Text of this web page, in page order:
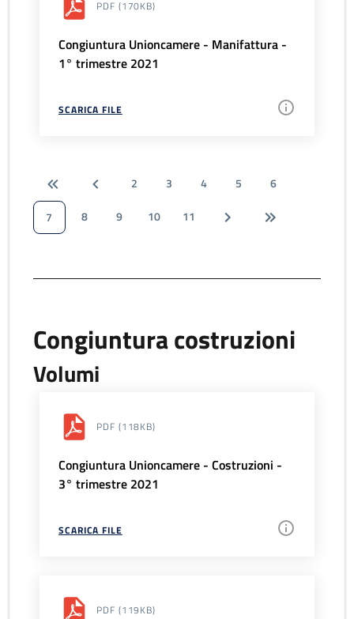
PDF (170KB)
Congiuntura Unioncamere - Manifattura -
1° trimestre 2021
SCARICA FILE
2 3 4 5
6
7
8 9 10 11
Congiuntura costruzioni
Volumi
PDF (118KB)
Congiuntura Unioncamere - Costruzioni -
3° trimestre 2021
SCARICA FILE
PDF (119KB)